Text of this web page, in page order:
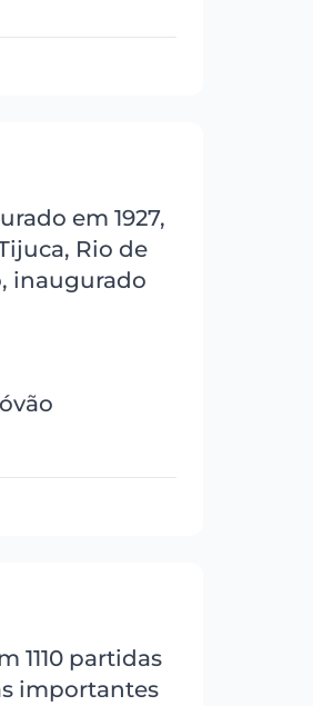
em 1927,
Rio de
inaugurado
1110 partidas
importantes